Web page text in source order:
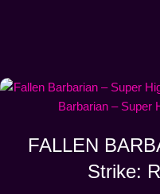
FALLEN
Strike: